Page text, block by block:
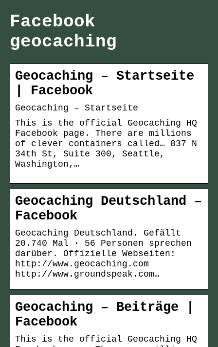
Facebook
geocaching
Geocaching – Startseite
| Facebook
Geocaching – Startseite
This is the official Geocaching HQ
Facebook page. There are millions
of clever containers called… 837 N
34th St, Suite 300, Seattle,
Washington,…
Geocaching Deutschland –
Facebook
Geocaching Deutschland. Gefällt
20.740 Mal · 56 Personen sprechen
darüber. Offizielle Webseiten:
http://www.geocaching.com
http://www.groundspeak.com…
Geocaching – Beiträge |
Facebook
This is the official Geocaching HQ